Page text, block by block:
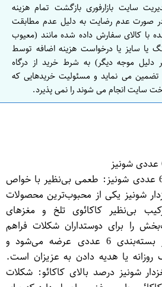
سایت بازارفوری بازگشت تمام هزینه
در صورت عدم رضایت به دلیل عدم مطابقت
با کالای سفارش داده شده مانند (معیوب
یا سایز یا درخواست هزینه اضافه توسط
دلیل موجه دیگر) به شرط خرید از درگاه
می نماید و مسئولیت خریدهایی که
سایت انجام می شوند را نمی پذیرد.
شکلات تلخ مغزدار بسته 6 عددی شونیز: طعمی بی‌نظیر با خواص
شونیز یکی از محبوب‌ترین محصولات
بی‌نظیر کاکائوی تلخ و مغزهای
را برای دوستداران شکلات فراهم
می‌کند. این محصول در بسته‌بندی 6 عددی عرضه می‌شود و
روزانه یا هدیه دادن به عزیزان است.
شونیز درصد بالای کاکائو: شکلات